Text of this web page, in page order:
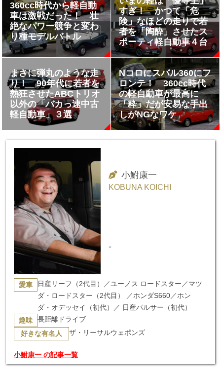
360cc時代から軽自動
車は激戦だった！ 壮
絶なパワー競争と変わ
り種モデルバトル
すぎ！ かつて「危
険」なほどの走りで若
者を「陶酔」させたス
ポーティ軽自動車４台
まさに弾丸のような走
り！ 90年代に若者を
熱狂させたABCトリオ
以外の「バカっ速中古
軽自動車」３選
Nコロにスバル360にフ
ロンテ！ 360cc時代
の軽自動車が最高に
「粋」だが安易な手出
しがNGなワケ
小鮒康一
KOBUNA KOICHI
-
愛車
日産リーフ（2代目）／ユーノス ロードスター／マツ
ダ・ロードスター（2代目） ／ホンダS660／ホン
ダ・オデッセイ（初代）／ 日産パルサー（初代）
趣味 長距離ドライブ
好きな有名人 ザ・リーサルウェポンズ
小鮒康一 の記事一覧